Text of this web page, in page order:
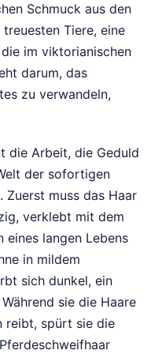
Schmuck aus den
Tiere, eine
im viktorianischen
darum, das
zu verwandeln,
die Arbeit, die Geduld
der sofortigen
muss das Haar
verklebt mit dem
eines langen Lebens
in mildem
sich dunkel, ein
sie die Haare
reibt, spürt sie die